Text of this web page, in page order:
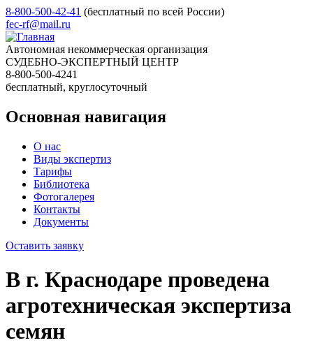
8-800-500-42-41 (бесплатный по всей России)
fec-rf@mail.ru
Автономная некоммерческая организация
СУДЕБНО-ЭКСПЕРТНЫЙ ЦЕНТР
8-800-500-4241
бесплатный, круглосуточный
Основная навигация
О нас
Виды экспертиз
Тарифы
Библиотека
Фотогалерея
Контакты
Документы
Оставить заявку
В г. Краснодаре проведена
агротехническая экспертиза
семян